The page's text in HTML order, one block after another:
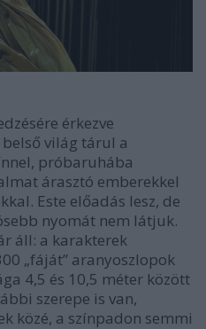
érkezve
világ tárul a
próbaruhába
árasztó emberekkel
Este előadás lesz, de
nyomát nem látjuk.
áll: a karakterek
„fáját” aranyoszlopok
4,5 és 10,5 méter között
szerepe is van,
közé, a színpadon semmi